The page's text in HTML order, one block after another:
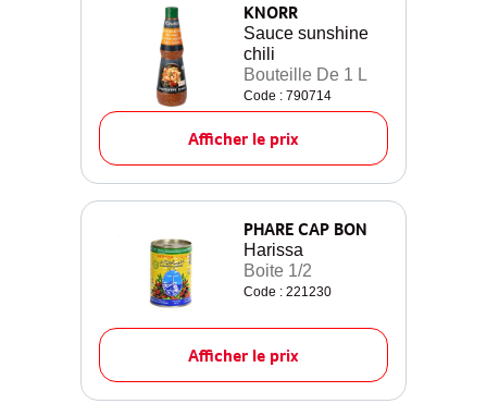
KNORR
Sauce sunshine
chili
Bouteille De 1 L
Code : 790714
Afficher le prix
PHARE CAP BON
Harissa
Boite 1/2
Code : 221230
Afficher le prix